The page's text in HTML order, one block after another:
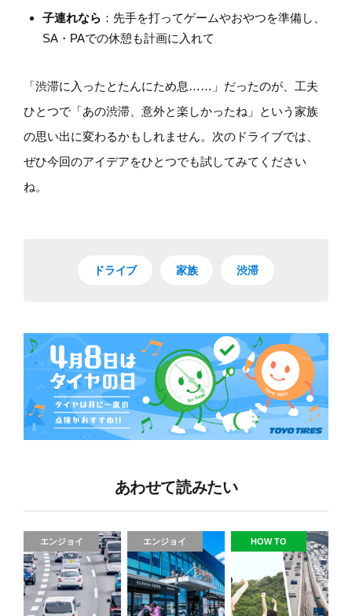
子連れなら ：先手を打ってゲームやおやつを準備し、
SA・PAでの休憩も計画に入れて
「渋滞に入ったとたんにため息……」だったのが、工夫
ひとつで「あの渋滞、意外と楽しかったね」という家族
の思い出に変わるかもしれません。次のドライブでは、
ぜひ今回のアイデアをひとつでも試してみてください
ね。
ドライブ 家族 渋滞
あわせて読みたい
エンジョイ エンジョイ HOW TO